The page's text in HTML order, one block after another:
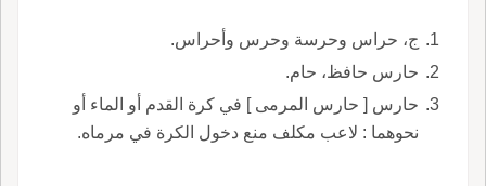
ج، حراس وحرسة وحرس وأحراس.
حارس حافظ، حام.
حارس [ حارس المرمى ] في كرة القدم أو الماء أو
نحوهما : لاعب مكلف منع دخول الكرة في مرماه.